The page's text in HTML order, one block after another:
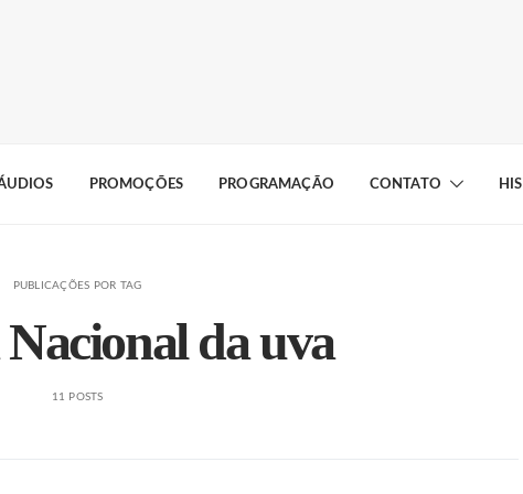
PROMOÇÕES PROGRAMAÇÃO CONTATO
PUBLICAÇÕES POR TAG
Nacional da uva
11 POSTS